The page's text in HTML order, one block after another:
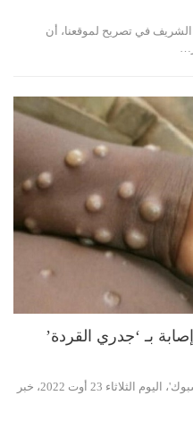
في تصريح لموقعنا، أن
بـ ‘جدري القردة’
تداول رواد موقع التواصل الإجتماعي 'فايسبوك'، اليوم الثلاثاء 23 أوت 2022، خبر